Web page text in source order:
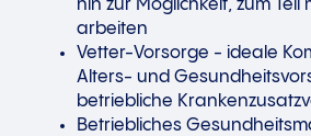
hin zur Möglichkeit, zum Teil
arbeiten
Vetter-Vorsorge - ideale
Alters- und
betriebliche
Betriebliches